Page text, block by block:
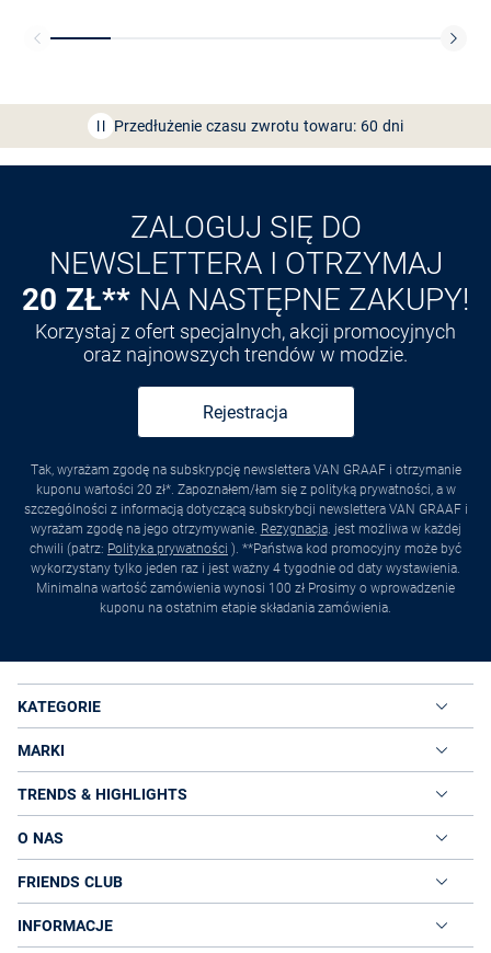
Przedłużenie czasu zwrotu towaru: 60 dni
Odkryj aplikację VANGRAAF
ZALOGUJ SIĘ DO
NEWSLETTERA I OTRZYMAJ
20 ZŁ** NA NASTĘPNE ZAKUPY!
Korzystaj z ofert specjalnych, akcji promocyjnych
oraz najnowszych trendów w modzie.
Rejestracja
Tak, wyrażam zgodę na subskrypcję newslettera VAN GRAAF i otrzymanie
kuponu wartości 20 zł*. Zapoznałem/łam się z polityką prywatności, a w
szczególności z informacją dotyczącą subskrybcji newslettera VAN GRAAF i
wyrażam zgodę na jego otrzymywanie. Rezygnacja. jest możliwa w każdej
chwili (patrz: Polityka prywatności ). **Państwa kod promocyjny może być
wykorzystany tylko jeden raz i jest ważny 4 tygodnie od daty wystawienia.
Minimalna wartość zamówienia wynosi 100 zł Prosimy o wprowadzenie
kuponu na ostatnim etapie składania zamówienia.
KATEGORIE
MARKI
TRENDS & HIGHLIGHTS
O NAS
FRIENDS CLUB
INFORMACJE